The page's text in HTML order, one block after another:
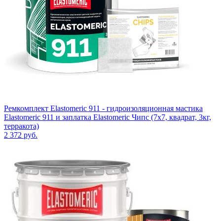
Ремкомплект Elastomeric 911 - гидроизоляционная мастика
Elastomeric 911 и заплатка Elastomeric Чипс (7х7, квадрат, 3кг,
терракота)
2 372 руб.